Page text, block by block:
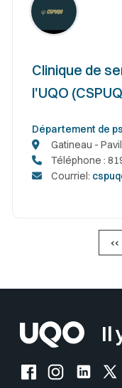
Clinique de
l'UQO
Département de
Gatineau -
Téléphone :
Courriel:
‹‹
Il
Facebook de l'UQO
Instagram